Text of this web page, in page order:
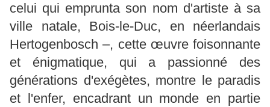
celui qui emprunta son nom d'artiste à sa
ville natale, Bois-le-Duc, en néerlandais
Hertogenbosch –, cette œuvre foisonnante
et énigmatique, qui a passionné des
générations d'exégètes, montre le paradis
et l'enfer, encadrant un monde en partie